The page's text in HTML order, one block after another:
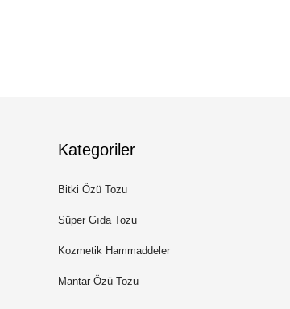
Kategoriler
Bitki Özü Tozu
Süper Gıda Tozu
Kozmetik Hammaddeler
Mantar Özü Tozu